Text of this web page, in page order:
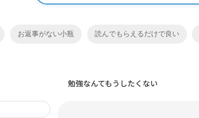
お返事がない小瓶 読んでもらえるだけで良い
勉強なんてもうしたくない